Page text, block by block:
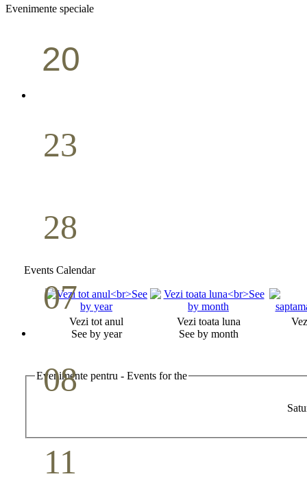
Evenimente speciale
20
23
28
07 Cina Domnului
08 Studiu biblic pentru tineri
11
Events Calendar
Vezi tot anul
See by year
Vezi toata luna
See by month
Evenimente pentru - Events for the